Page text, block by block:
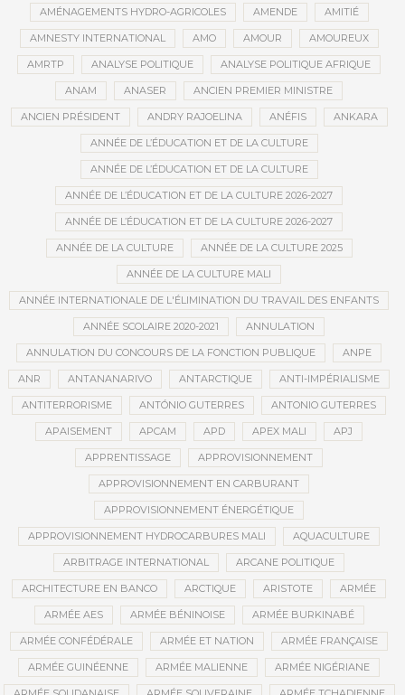
AMÉNAGEMENTS HYDRO-AGRICOLES AMENDE AMITIÉ
AMNESTY INTERNATIONAL AMO AMOUR AMOUREUX
AMRTP ANALYSE POLITIQUE ANALYSE POLITIQUE AFRIQUE
ANAM ANASER ANCIEN PREMIER MINISTRE
ANCIEN PRÉSIDENT ANDRY RAJOELINA ANÉFIS ANKARA
ANNÉE DE L’ÉDUCATION ET DE LA CULTURE
ANNÉE DE L’ÉDUCATION ET DE LA CULTURE
ANNÉE DE L’ÉDUCATION ET DE LA CULTURE 2026-2027
ANNÉE DE L’ÉDUCATION ET DE LA CULTURE 2026-2027
ANNÉE DE LA CULTURE ANNÉE DE LA CULTURE 2025
ANNÉE DE LA CULTURE MALI
ANNÉE INTERNATIONALE DE L'ÉLIMINATION DU TRAVAIL DES ENFANTS
ANNÉE SCOLAIRE 2020-2021 ANNULATION
ANNULATION DU CONCOURS DE LA FONCTION PUBLIQUE ANPE
ANR ANTANANARIVO ANTARCTIQUE ANTI-IMPÉRIALISME
ANTITERRORISME ANTÓNIO GUTERRES ANTONIO GUTERRES
APAISEMENT APCAM APD APEX MALI APJ
APPRENTISSAGE APPROVISIONNEMENT
APPROVISIONNEMENT EN CARBURANT
APPROVISIONNEMENT ÉNERGÉTIQUE
APPROVISIONNEMENT HYDROCARBURES MALI AQUACULTURE
ARBITRAGE INTERNATIONAL ARCANE POLITIQUE
ARCHITECTURE EN BANCO ARCTIQUE ARISTOTE ARMÉE
ARMÉE AES ARMÉE BÉNINOISE ARMÉE BURKINABÉ
ARMÉE CONFÉDÉRALE ARMÉE ET NATION ARMÉE FRANÇAISE
ARMÉE GUINÉENNE ARMÉE MALIENNE ARMÉE NIGÉRIANE